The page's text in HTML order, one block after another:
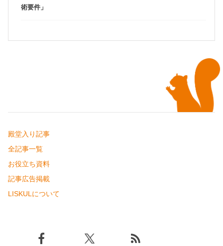
術要件」
殿堂入り記事
全記事一覧
お役立ち資料
記事広告掲載
LISKULについて